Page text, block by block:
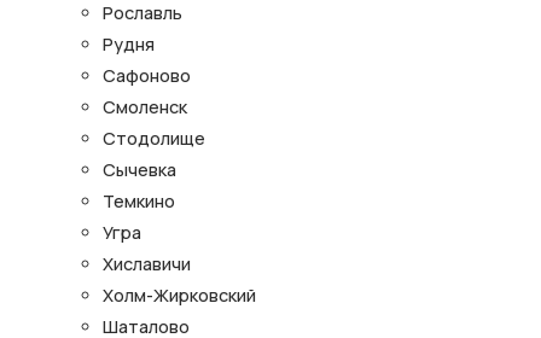
Рославль
Рудня
Сафоново
Смоленск
Стодолище
Сычевка
Темкино
Угра
Хиславичи
Холм-Жирковский
Шаталово